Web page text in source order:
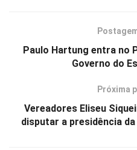
Paulo Hartung entra no
Governo do
Próxima
Vereadores Eliseu
disputar a presidência da